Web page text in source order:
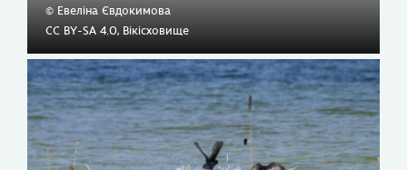
© Евеліна Євдокимова
CC BY-SA 4.0, Вікісховище